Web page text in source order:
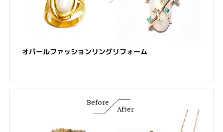
オパールファッションリングリフォーム
Before
After